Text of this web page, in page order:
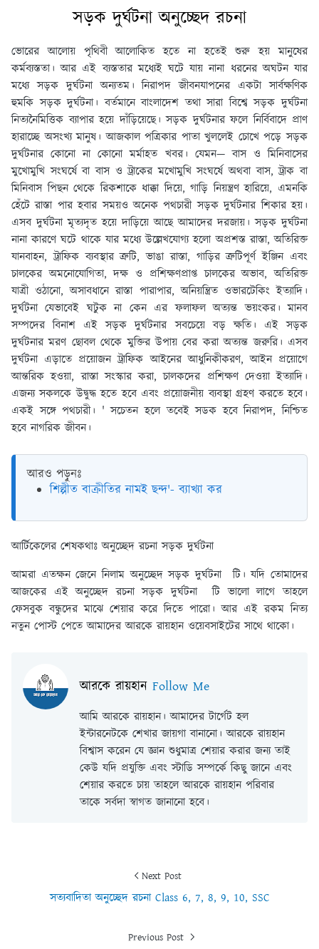
সড়ক দুর্ঘটনা অনুচ্ছেদ রচনা
ভােরের আলােয় পৃথিবী আলােকিত হতে না হতেই শুরু হয় মানুষের
কর্মব্যস্ততা। আর এই ব্যস্ততার মধ্যেই ঘটে যায় নানা ধরনের অঘটন যার
মধ্যে সড়ক দুর্ঘটনা অন্যতম। নিরাপদ জীবনযাপনের একটা সার্বক্ষণিক
হুমকি সড়ক দুর্ঘটনা। বর্তমানে বাংলাদেশ তথা সারা বিশ্বে সড়ক দুর্ঘটনা
নিত্যনৈমিত্তিক ব্যাপার হয়ে দাঁড়িয়েছে। সড়ক দুর্ঘটনার ফলে নির্বিবাদে প্রাণ
হারাচ্ছে অসংখ্য মানুষ। আজকাল পত্রিকার পাতা খুললেই চোখে পড়ে সড়ক
দুর্ঘটনার কোনাে না কোনাে মর্মাহত খবর। যেমন— বাস ও মিনিবাসের
মুখােমুখি সংঘর্ষে বা বাস ও ট্রাকের মখােমুখি সংঘর্ষে অথবা বাস, ট্রাক বা
মিনিবাস পিছন থেকে রিকশাকে ধাক্কা দিয়ে, গাড়ি নিয়ন্ত্রণ হারিয়ে, এমনকি
হেঁটে রাস্তা পার হবার সময়ও অনেক পথচারী সড়ক দুর্ঘটনার শিকার হয়।
এসব দুর্ঘটনা মৃত্যদৃত হয়ে দাড়িয়ে আছে আমাদের দরজায়। সড়ক দুর্ঘটনা
নানা কারণে ঘটে থাকে যার মধ্যে উল্লেখযােগ্য হলাে অপ্রশস্ত রাস্তা, অতিরিক্ত
যানবাহন, ট্রাফিক ব্যবস্থার ত্রুটি, ভাঙা রাস্তা, গাড়ির ত্রুটিপূর্ণ ইঞ্জিন এবং
চালকের অমনােযােগিতা, দক্ষ ও প্রশিক্ষণপ্রাপ্ত চালকের অভাব, অতিরিক্ত
যাত্রী ওঠানাে, অসাবধানে রাস্তা পারাপার, অনিয়ন্ত্রিত ওভারটেকিং ইত্যাদি।
দুর্ঘটনা যেভাবেই ঘটুক না কেন এর ফলাফল অত্যন্ত ভয়ংকর। মানব
সম্পদের বিনাশ এই সড়ক দুর্ঘটনার সবচেয়ে বড় ক্ষতি। এই সড়ক
দুর্ঘটনার মরণ ছােবল থেকে মুক্তির উপায় বের করা অত্যন্ত জরুরি। এসব
দুর্ঘটনা এড়াতে প্রয়ােজন ট্রাফিক আইনের আধুনিকীকরণ, আইন প্রয়ােগে
আন্তরিক হওয়া, রাস্তা সংস্কার করা, চালকদের প্রশিক্ষণ দেওয়া ইত্যাদি।
এজন্য সকলকে উদ্বুদ্ধ হতে হবে এবং প্রয়ােজনীয় ব্যবস্থা গ্রহণ করতে হবে।
একই সঙ্গে পথচারী। ' সচেতন হলে তবেই সডক হবে নিরাপদ, নিশ্চিত
হবে নাগরিক জীবন।
আরও পড়ুনঃ
শিল্পীত বাক্রীতির নামই ছন্দ'- ব্যাখ্যা কর
আর্টিকেলের শেষকথাঃ অনুচ্ছেদ রচনা সড়ক দুর্ঘটনা
আমরা এতক্ষন জেনে নিলাম অনুচ্ছেদ সড়ক দুর্ঘটনা টি। যদি তোমাদের
আজকের এই অনুচ্ছেদ রচনা সড়ক দুর্ঘটনা টি ভালো লাগে তাহলে
ফেসবুক বন্ধুদের মাঝে শেয়ার করে দিতে পারো। আর এই রকম নিত্য
নতুন পোস্ট পেতে আমাদের আরকে রায়হান ওয়েবসাইটের সাথে থাকো।
আরকে রায়হান Follow Me
আমি আরকে রায়হান। আমাদের টার্গেট হল
ইন্টারনেটকে শেখার জায়গা বানানো। আরকে রায়হান
বিশ্বাস করেন যে জ্ঞান শুধুমাত্র শেয়ার করার জন্য তাই
কেউ যদি প্রযুক্তি এবং স্টাডি সম্পর্কে কিছু জানে এবং
শেয়ার করতে চায় তাহলে আরকে রায়হান পরিবার
তাকে সর্বদা স্বাগত জানানো হবে।
Next Post
সত্যবাদিতা অনুচ্ছেদ রচনা Class 6, 7, 8, 9, 10, SSC
Previous Post